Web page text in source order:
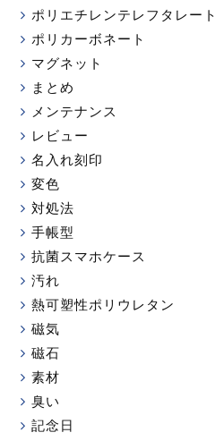
ポリエチレンテレフタレート
ポリカーボネート
マグネット
まとめ
メンテナンス
レビュー
名入れ刻印
変色
対処法
手帳型
抗菌スマホケース
汚れ
熱可塑性ポリウレタン
磁気
磁石
素材
臭い
記念日